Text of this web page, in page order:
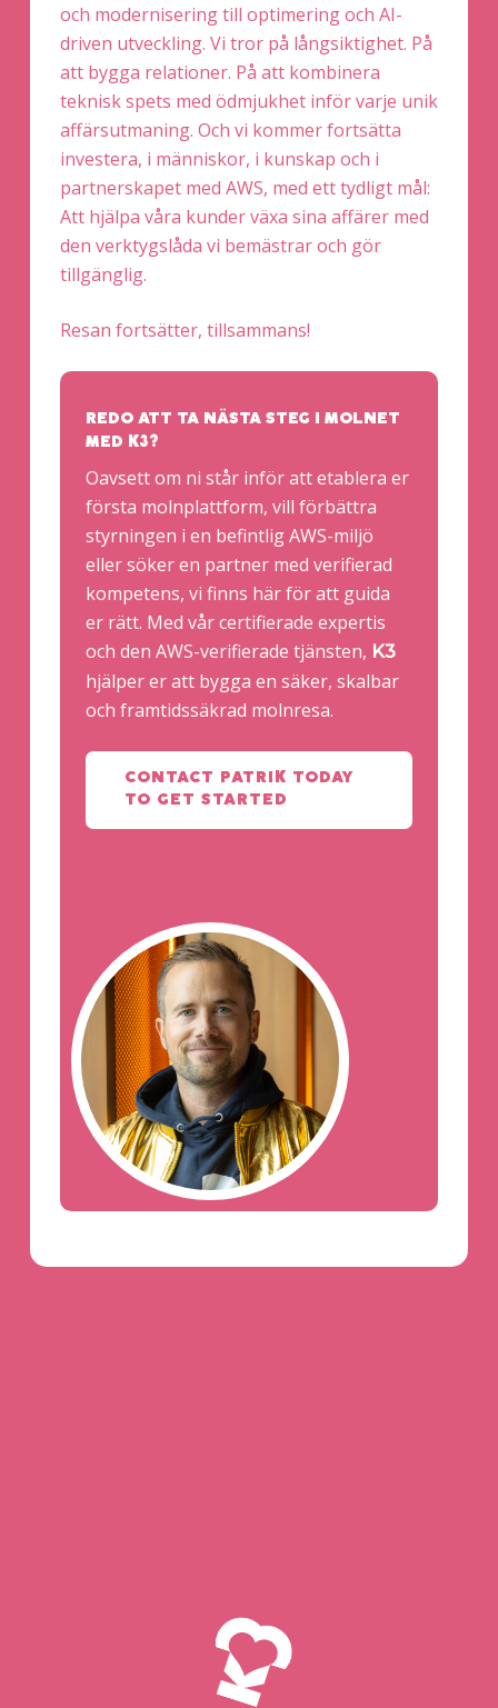
och modernisering till optimering och AI-
driven utveckling. Vi tror på långsiktighet. På
att bygga relationer. På att kombinera
teknisk spets med ödmjukhet inför varje unik
affärsutmaning. Och vi kommer fortsätta
investera, i människor, i kunskap och i
partnerskapet med AWS, med ett tydligt mål:
Att hjälpa våra kunder växa sina affärer med
den verktygslåda vi bemästrar och gör
tillgänglig.
Resan fortsätter, tillsammans!
REDO ATT TA NÄSTA STEG I MOLNET
MED K3?
Oavsett om ni står inför att etablera er
första molnplattform, vill förbättra
styrningen i en befintlig AWS-miljö
eller söker en partner med verifierad
kompetens, vi finns här för att guida
er rätt. Med vår certifierade expertis
och den AWS-verifierade tjänsten, K3
hjälper er att bygga en säker, skalbar
och framtidssäkrad molnresa.
CONTACT PATRIK TODAY
TO GET STARTED